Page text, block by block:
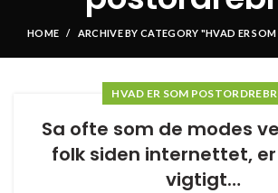
HOME ARCHIVE BY CATEGORY "HVAD ER
HVAD ER SOM
Sa ofte som de modes
folk siden internettet,
vigtigt…